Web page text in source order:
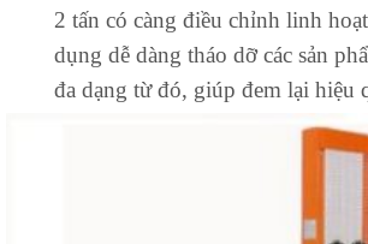
2 tấn có càng điều chỉnh linh
dụng dễ dàng tháo dỡ các sản
đa dạng từ đó, giúp đem lại hiệu